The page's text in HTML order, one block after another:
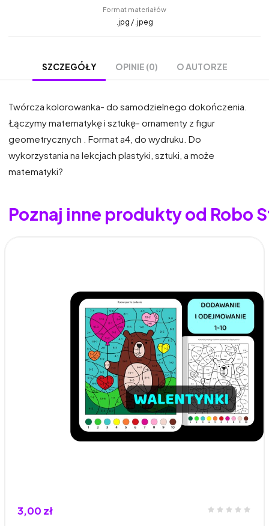
Format materiałów
.jpg / .jpeg
SZCZEGÓŁY OPINIE (0) O AUTORZE
Twórcza kolorowanka- do samodzielnego dokończenia.
Łączymy matematykę i sztukę- ornamenty z figur
geometrycznych . Format a4, do wydruku. Do
wykorzystania na lekcjach plastyki, sztuki, a może
matematyki?
Poznaj inne produkty od Robo
3,00 zł